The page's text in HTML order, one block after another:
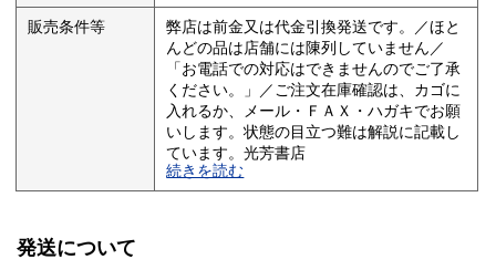
販売条件等
弊店は前金又は代金引換発送です。／ほと
んどの品は店舗には陳列していません／
「お電話での対応はできませんのでご了承
ください。」／ご注文在庫確認は、カゴに
入れるか、メール・ＦＡＸ・ハガキでお願
いします。状態の目立つ難は解説に記載し
ています。光芳書店
続きを読む
発送について